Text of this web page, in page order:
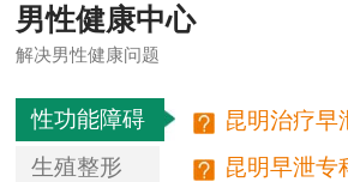
男性健康中心
解决男性健康问题
性功能障碍
生殖整形
昆明治疗早
业正规男科医
昆明早泄专